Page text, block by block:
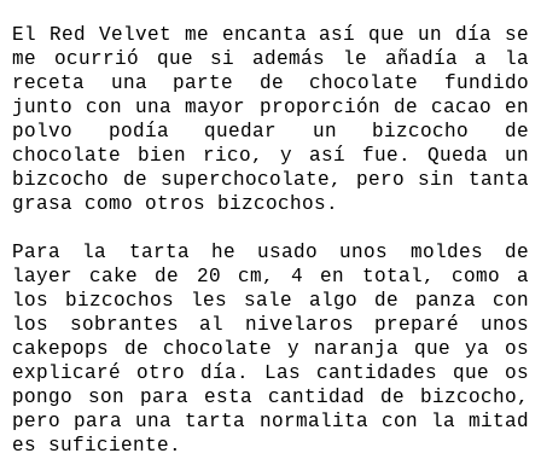
El Red Velvet me encanta así que un día se
me ocurrió que si además le añadía a la
receta una parte de chocolate fundido
junto con una mayor proporción de cacao en
polvo podía quedar un bizcocho de
chocolate bien rico, y así fue. Queda un
bizcocho de superchocolate, pero sin tanta
grasa como otros bizcochos.
Para la tarta he usado unos moldes de
layer cake de 20 cm, 4 en total, como a
los bizcochos les sale algo de panza con
los sobrantes al nivelaros preparé unos
cakepops de chocolate y naranja que ya os
explicaré otro día. Las cantidades que os
pongo son para esta cantidad de bizcocho,
pero para una tarta normalita con la mitad
es suficiente.